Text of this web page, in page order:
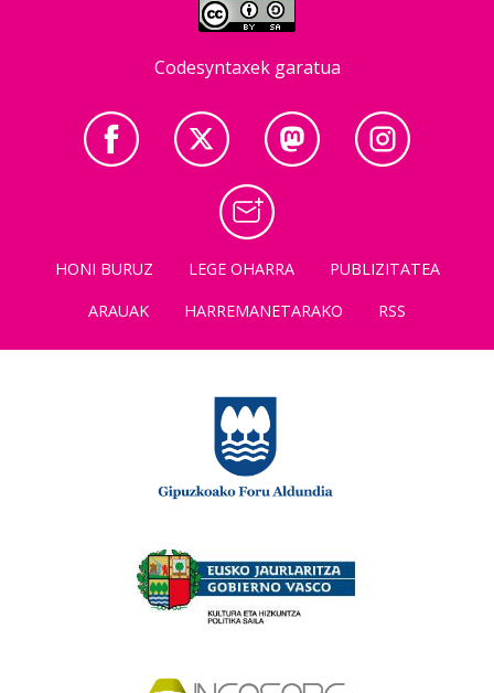
Codesyntaxek garatua
HONI BURUZ LEGE OHARRA
PUBLIZITATEA
ARAUAK
HARREMANETARAKO RSS